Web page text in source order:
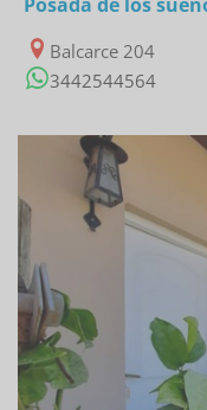
Balcarce 204
3442544564